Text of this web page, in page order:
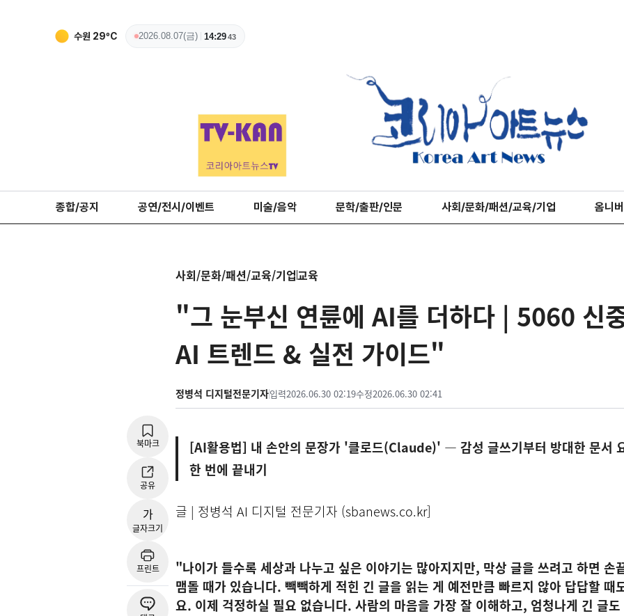
수원 29ºC 2026.08.07(금) 14:2945
종합/공지 공연/전시/이벤트 미술/음악 문학/출판/인문 사회/문화/패션/교육/기업 옴니
사회/문화/패션/교육/기업교육
"그 눈부신 연륜에 AI를 더하다 | 5060 신
AI 트렌드 & 실전 가이드"
정병석 디지털전문기자입력2026.06.30 02:19수정2026.06.30 02:41
북마크
공유
가
글자크기
프린트
[AI활용법] 내 손안의 문장가 '클로드(Claude)' — 감성 글쓰기부터 방대한 문서
한 번에 끝내기
글 | 정병석 AI 디지털 전문기자 (sbanews.co.kr]
"나이가 들수록 세상과 나누고 싶은 이야기는 많아지지만, 막상 글을 쓰려고 하면 손
맴돌 때가 있습니다. 빽빽하게 적힌 긴 글을 읽는 게 예전만큼 빠르지 않아 답답할 때
요. 이제 걱정하실 필요 없습니다. 사람의 마음을 가장 잘 이해하고, 엄청나게 긴 글